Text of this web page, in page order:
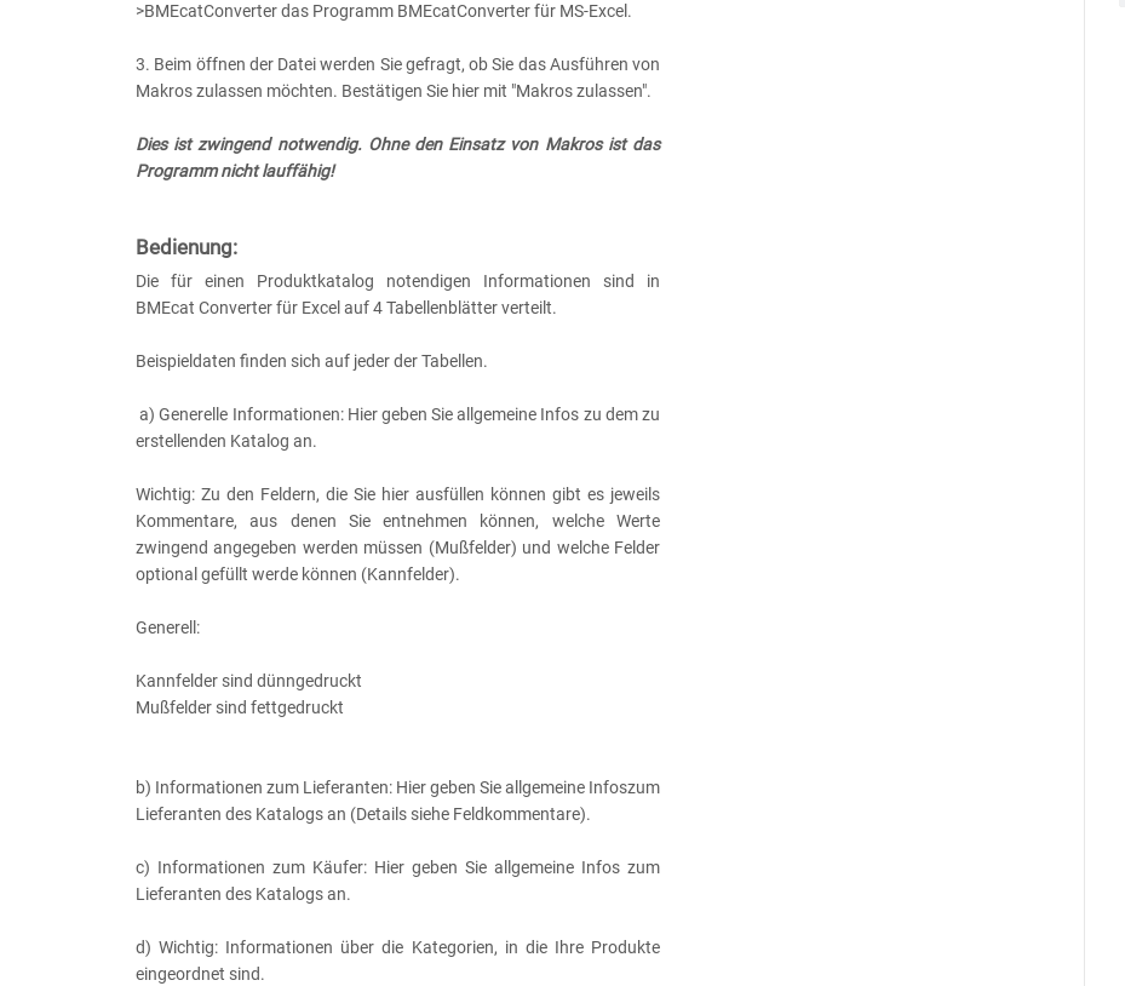
>BMEcatConverter das Programm BMEcatConverter für MS-Excel.
3. Beim öffnen der Datei werden Sie gefragt, ob Sie das Ausführen von
Makros zulassen möchten. Bestätigen Sie hier mit "Makros zulassen".
Dies ist zwingend notwendig. Ohne den Einsatz von Makros ist das
Programm nicht lauffähig!
Bedienung:
Die für einen Produktkatalog notendigen Informationen sind in
BMEcat Converter für Excel auf 4 Tabellenblätter verteilt.
Beispieldaten finden sich auf jeder der Tabellen.
a) Generelle Informationen: Hier geben Sie allgemeine Infos zu dem zu
erstellenden Katalog an.
Wichtig: Zu den Feldern, die Sie hier ausfüllen können gibt es jeweils
Kommentare, aus denen Sie entnehmen können, welche Werte
zwingend angegeben werden müssen (Mußfelder) und welche Felder
optional gefüllt werde können (Kannfelder).
Generell:
Kannfelder sind dünngedruckt
Mußfelder sind fettgedruckt
b) Informationen zum Lieferanten: Hier geben Sie allgemeine Infoszum
Lieferanten des Katalogs an (Details siehe Feldkommentare).
c) Informationen zum Käufer: Hier geben Sie allgemeine Infos zum
Lieferanten des Katalogs an.
d) Wichtig: Informationen über die Kategorien, in die Ihre Produkte
eingeordnet sind.